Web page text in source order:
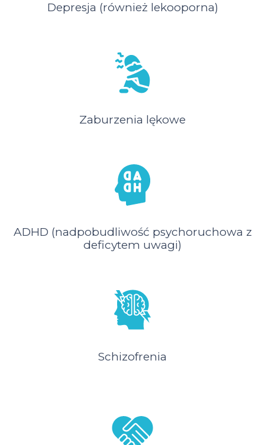
Depresja (również lekooporna)
Zaburzenia lękowe
ADHD (nadpobudliwość psychoruchowa z
deficytem uwagi)
Schizofrenia